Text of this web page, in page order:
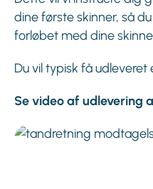
dine første skinner, så
forløbet med dine
Du vil typisk få
Se video af udlevering